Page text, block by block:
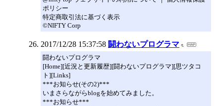
ポリシー
特定商取引法に基づく表示
©NIFTY Corp
2017/12/28 15:37:58 闘わないプログラマ
闘わないプログラマ
[Home][近況と更新履歴][闘わないプログラマ][思ツタコ
ト][Links]
***お知らせ(その2)***
いまさらながらblogを始めてみました。
***お知らせ***